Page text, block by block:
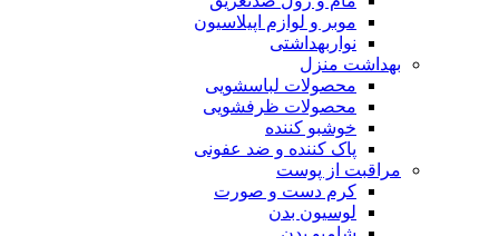
موبر و لوازم اپیلاسیون
نواربهداشتی
بهداشت منزل
محصولات لباسشویی
محصولات ظرفشویی
خوشبو کننده
پاک کننده و ضد عفونی
مراقبت از پوست
کرم دست و صورت
لوسیون بدن